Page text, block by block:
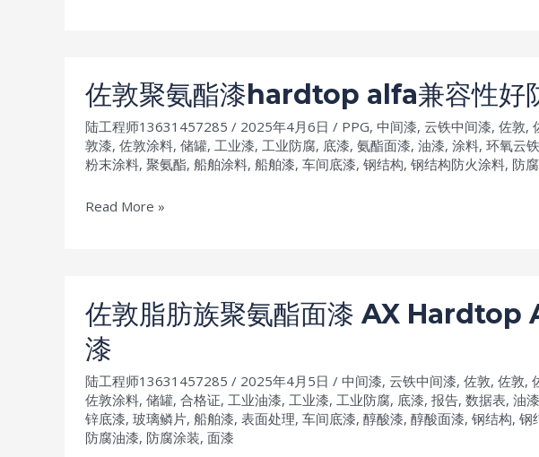
油
漆
环
氧
耐
高
漆
机
械
性
能
好
防
腐
佐敦聚氨酯漆hardtop alfa兼容性好
陆工程师13631457285 / 2025年4月6日 / PPG, 中间漆, 云铁中间漆, 佐敦,
敦漆, 佐敦涂料, 储罐, 工业漆, 工业防腐, 底漆, 氨酯面漆, 油漆, 涂料, 环氧云
粉末涂料, 聚氨酯, 船舶涂料, 船舶漆, 车间底漆, 钢结构, 钢结构防火涂料, 防腐
佐
酯
漆
hardtop
alfa
兼
容
性
Read More »
佐敦脂肪族聚氨酯面漆 AX Hardtop
漆
陆工程师13631457285 / 2025年4月5日 / 中间漆, 云铁中间漆, 佐敦, 佐敦,
佐敦涂料, 储罐, 合格证, 工业油漆, 工业漆, 工业防腐, 底漆, 报告, 数据表, 油漆
锌底漆, 玻璃鳞片, 船舶漆, 表面处理, 车间底漆, 醇酸漆, 醇酸面漆, 钢结构, 钢
防腐油漆, 防腐涂装, 面漆